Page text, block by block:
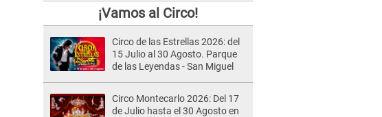
¡Vamos al Circo!
Circo de las Estrellas 2026: del
15 Julio al 30 Agosto. Parque
de las Leyendas - San Miguel
Circo Montecarlo 2026: Del 17
de Julio hasta el 30 Agosto en